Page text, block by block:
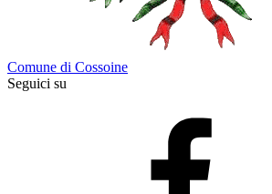
Comune di Cossoine
Seguici su